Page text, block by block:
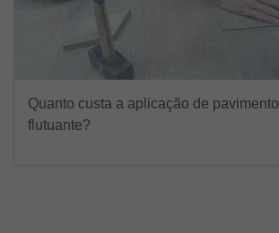
Quanto custa a aplicação de pavimento
flutuante?